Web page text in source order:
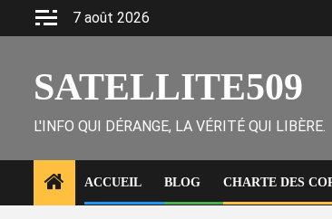
7 août 2026
SATELLITE509
L'INFO QUI DÉRANGE, LA VÉRITÉ QUI LIBÈRE.
ACCUEIL BLOG CHARTE DES